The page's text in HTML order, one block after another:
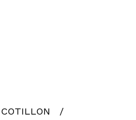
COTILLON